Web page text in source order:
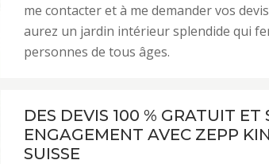
me contacter et à me demander vos
aurez un jardin intérieur splendide qui
personnes de tous âges.
DES DEVIS 100 % GRATUIT ET
ENGAGEMENT AVEC ZEPP
SUISSE